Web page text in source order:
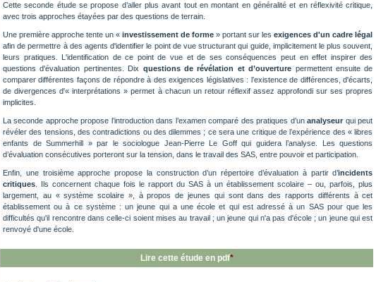
Cette seconde étude se propose d’aller plus avant tout en montant en généralité et en réflexivité critique,
avec trois approches étayées par des questions de terrain.
Une première approche tente un «investissement de forme » portant sur lesexigences d'un cadre légal
afin de permettre à des agents d'identifier le point de vue structurant qui guide, implicitement le plus souvent,
leurs pratiques. L'identification de ce point de vue et de ses conséquences peut en effet inspirer des
questions d'évaluation pertinentes. Dix questions de révélation et d’ouverture permettent ensuite de
comparer différentes façons de répondre à des exigences législatives : l’existence de différences, d'écarts,
de divergences d'« interprétations » permet à chacun un retour réflexif assez approfondi sur ses propres
implicites.
La seconde approche propose l’introduction dans l’examen comparé des pratiques d’unanalyseur qui peut
révéler des tensions, des contradictions ou des dilemmes ; ce sera une critique de l’expérience des « libres
enfants de Summerhill » par le sociologue Jean-Pierre Le Goff qui guidera l’analyse. Les questions
d’évaluation consécutives porteront sur la tension, dans le travail des SAS, entre pouvoir et participation.
Enfin, une troisième approche propose la construction d’un répertoire d’évaluation à partir d’incidents
critiques . Ils concernent chaque fois le rapport du SAS à un établissement scolaire – ou, parfois, plus
largement, au « système scolaire », à propos de jeunes qui sont dans des rapports différents à cet
établissement ou à ce système : un jeune qui a une école et qui est adressé à un SAS pour que les
difficultés qu'il rencontre dans celle-ci soient mises au travail ; un jeune qui n'a pas d'école ; un jeune qui est
renvoyé d'une école.
Lire cette étude en pdf*